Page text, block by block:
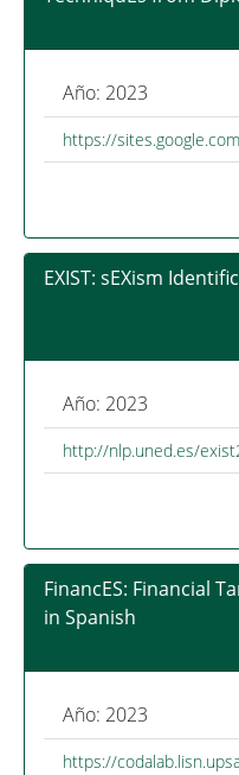
Año: 2023
https://
EXIST: sEXism
Año: 2023
http://nlp.uned.es/
FinancES: Financial
in Spanish
Año: 2023
https://